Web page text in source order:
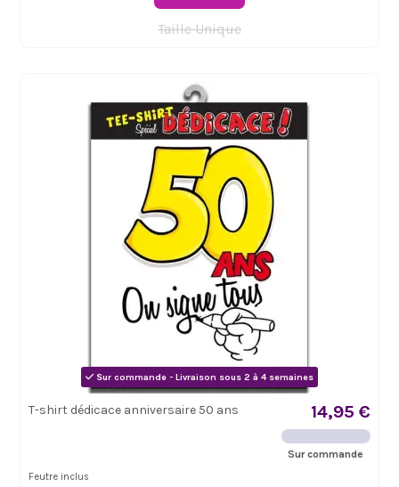
Taille Unique
Sur commande - Livraison sous 2 à 4 semaines
T-shirt dédicace anniversaire 50 ans 14,95 €
Sur commande
Feutre inclus